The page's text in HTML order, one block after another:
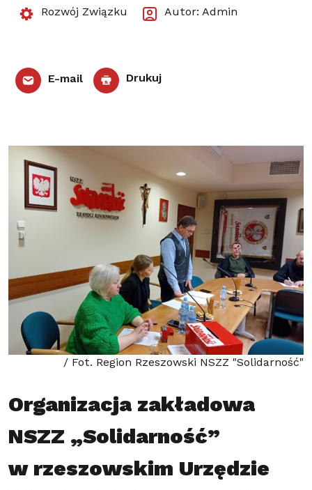
Rozwój Związku
Autor: Admin
E-mail Drukuj
/ Fot. Region Rzeszowski NSZZ "Solidarność"
Organizacja zakładowa
NSZZ „Solidarność”
w rzeszowskim Urzędzie